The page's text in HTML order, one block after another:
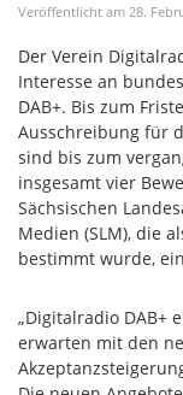
Veröffentlicht am 28.
Der Verein
Interesse an
DAB+. Bis zum
Ausschreibung für
sind bis zum
insgesamt vier
Sächsischen
Medien (SLM), die
bestimmt wurde,
„Digitalradio DAB+
erwarten mit den